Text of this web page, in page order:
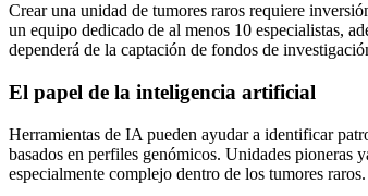
Crear una unidad de tumores raros requiere
un equipo dedicado de al menos 10 especialistas,
dependerá de la captación de fondos de
El papel de la inteligencia artificial
Herramientas de IA pueden ayudar a identificar
basados en perfiles genómicos. Unidades pioneras
especialmente complejo dentro de los tumores raros.